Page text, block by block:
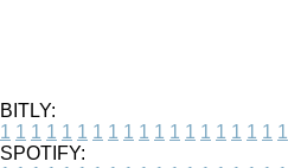
BITLY:
1 1 1 1 1 1 1 1 1 1 1 1 1 1 1 1 1 1 1
SPOTIFY: